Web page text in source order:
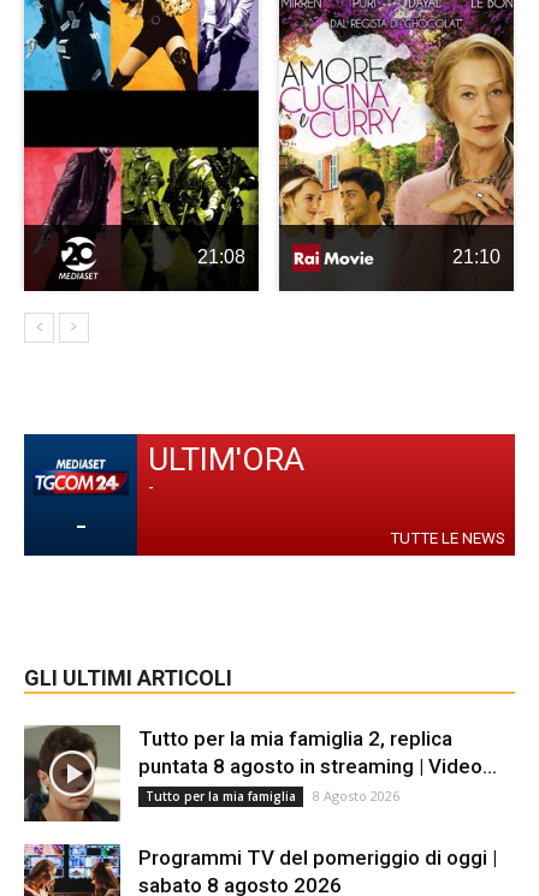
21:08 21:10
-
ULTIM'ORA
-
TUTTE LE NEWS
GLI ULTIMI ARTICOLI
Tutto per la mia famiglia 2, replica
puntata 8 agosto in streaming | Video...
Tutto per la mia famiglia 8 Agosto 2026
Programmi TV del pomeriggio di oggi |
sabato 8 agosto 2026